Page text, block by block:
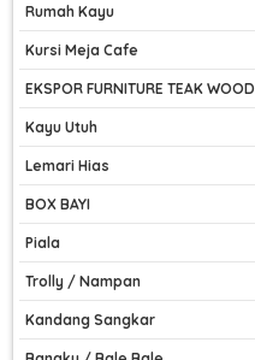
Rumah Kayu
Kursi Meja Cafe
EKSPOR FURNITURE TEAK WOOD
Kayu Utuh
Lemari Hias
BOX BAYI
Piala
Trolly / Nampan
Kandang Sangkar